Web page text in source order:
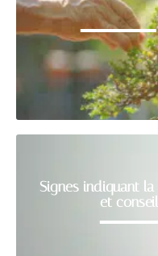
Signes indiquant la
et